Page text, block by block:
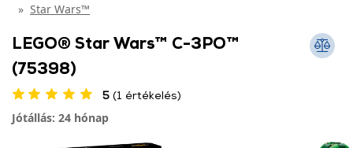
Star Wars™
LEGO® Star Wars™ C-3PO™
(75398)
5 (1 értékelés)
Jótállás: 24 hónap